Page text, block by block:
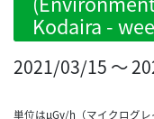
Kodaira -
2021/03/15 ～
単位はμGy/h（マイクログレ